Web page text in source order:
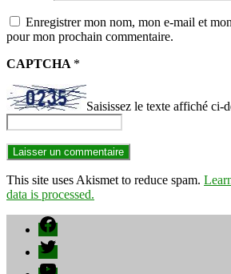
Enregistrer mon nom, mon e-mail et
pour mon prochain commentaire.
CAPTCHA *
Saisissez le texte affiché ci-
This site uses Akismet to reduce spam.
data is processed.
Facebook
Twitter
YouTube